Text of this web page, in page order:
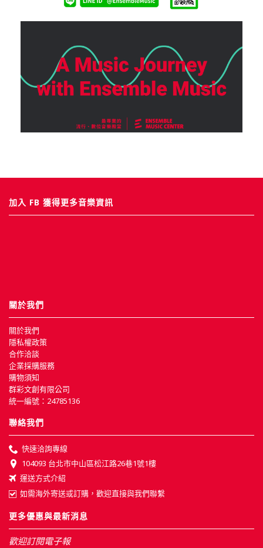
加入 FB 獲得更多音樂資訊
關於我們
關於我們
隱私權政策
合作洽談
企業採購服務
購物須知
群彩文創有限公司
統一編號：24785136
聯絡我們
快速洽詢專線
104093 台北市中山區松江路26巷1號1樓
運送方式介紹
如需海外寄送或訂購，歡迎直接與我們聯繫
更多優惠與最新消息
歡迎訂閱電子報